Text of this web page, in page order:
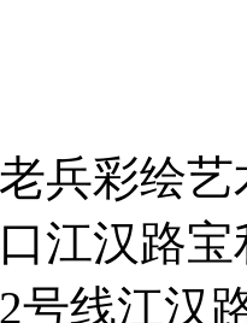
兵彩绘
江汉路
号线江汉